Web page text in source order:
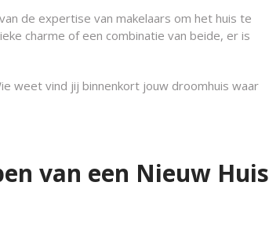
de expertise van makelaars om het huis te
charme of een combinatie van beide, er is
weet vind jij binnenkort jouw droomhuis waar
van een Nieuw Huis